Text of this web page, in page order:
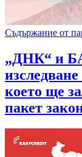
Съдържание от
„ДНК“ и
което ще
пакет